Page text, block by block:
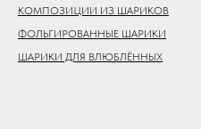
КОМПОЗИЦИИ ИЗ ШАРИКОВ
ФОЛЬГИРОВАННЫЕ ШАРИКИ
ШАРИКИ ДЛЯ ВЛЮБЛЁННЫХ